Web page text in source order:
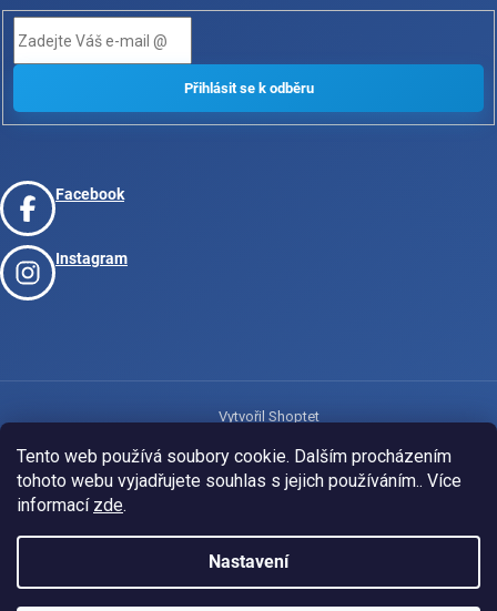
Tento web používá soubory cookie. Dalším procházením
tohoto webu vyjadřujete souhlas s jejich používáním.. Více
informací zde.
Nastavení
Facebook
Instagram
Vytvořil Shoptet
Copyright 2026www.josport.cz. Všechna práva vyhrazena.